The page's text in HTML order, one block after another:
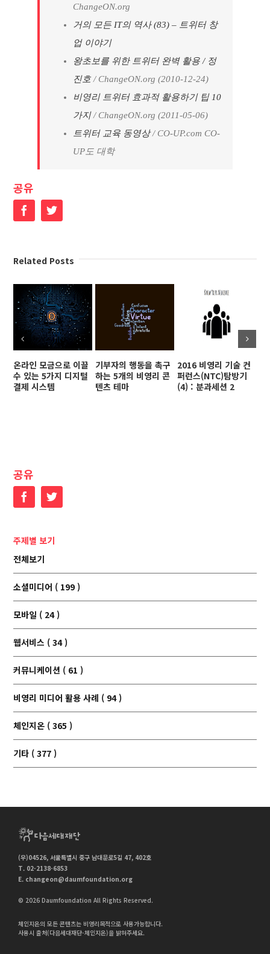
ChangeON.org
거의 모든 IT의 역사 (83) – 트위터 창
업 이야기
왕초보를 위한 트위터 완벽 활용 / 정
진호/ ChangeON.org (2010-12-24)
비영리 트위터 효과적 활용하기 팁 10
가지/ ChangeON.org (2011-05-06)
트위터 교육 동영상/ CO-UP.com CO-
UP도 대학
공유
FacebookTwitter
Related Posts
온라인 모금으로 이끌
수 있는 5가지 디지털
결제 시스템
기부자의 행동을 촉구
하는 5개의 비영리 콘
텐츠 테마
2016 비영리 기술 컨
퍼런스(NTC)탐방기
(4) : 분과세션 2
공유
FacebookTwitter
주제별 보기
전체보기
소셜미디어 ( 199 )
모바일 ( 24 )
웹서비스 ( 34 )
커뮤니케이션 ( 61 )
비영리 미디어 활용 사례 ( 94 )
체인지온 ( 365 )
기타 ( 377 )
(우)04526, 서울특별시 중구 남대문로5길 47, 402호
T. 02-2138-6853
E. changeon@daumfoundation.org
© 2026 Daumfoundation All Rights Reserved.
체인지온의 모든 콘텐츠는 비영리목적으로 사용가능합니다.
사용시 출처(다음세대재단-체인지온)을 밝혀주세요.